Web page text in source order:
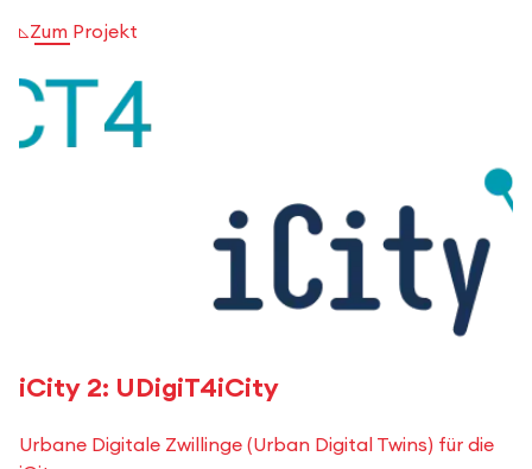
Zum Projekt
iCity 2: UDigiT4iCity
Urbane Digitale Zwillinge (Urban Digital Twins) für die